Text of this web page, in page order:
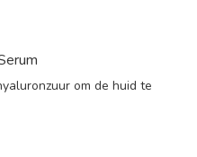
om de huid te